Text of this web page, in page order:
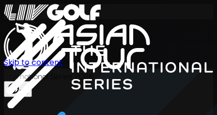
International Series 2026
TH
Skip to content